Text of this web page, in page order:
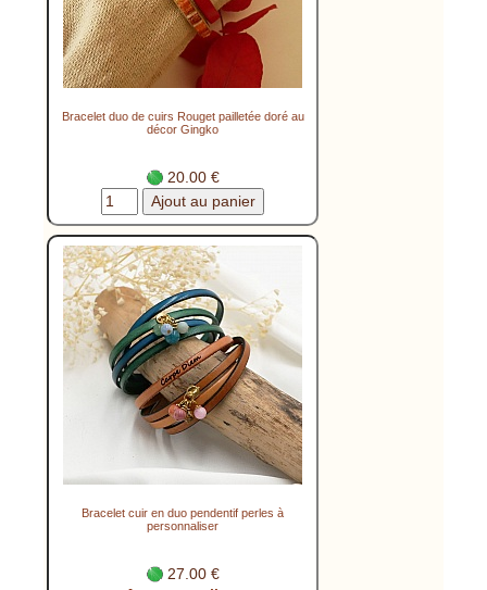
Bracelet duo de cuirs Rouget pailletée doré au
décor Gingko
20.00 €
Bracelet cuir en duo pendentif perles à
personnaliser
27.00 €